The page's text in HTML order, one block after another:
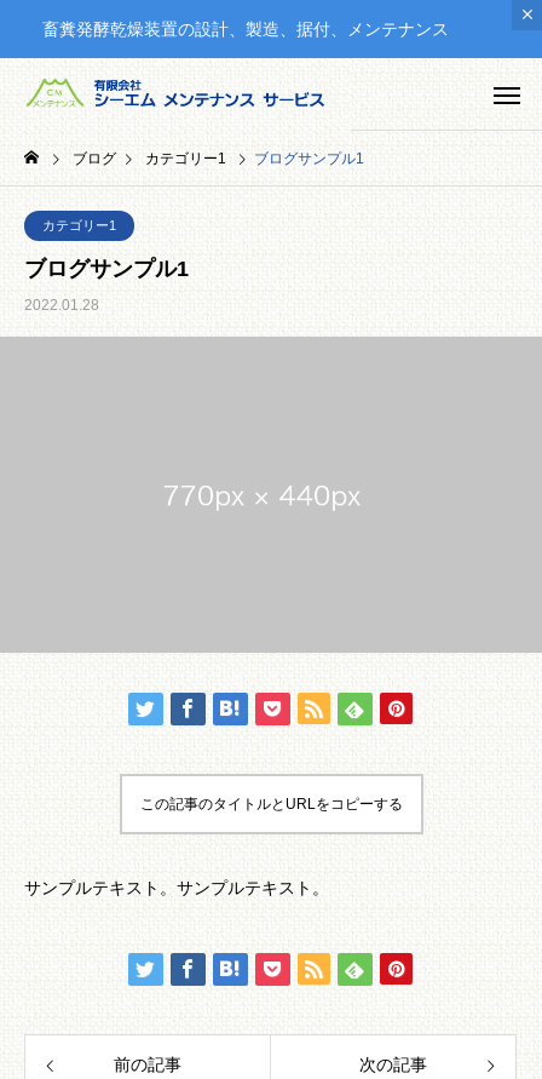
畜糞発酵乾燥装置の設計、製造、据付、メンテナンス
ブログ カテゴリー1 ブログサンプル1
カテゴリー1
ブログサンプル1
2022.01.28
この記事のタイトルとURLをコピーする
サンプルテキスト。サンプルテキスト。
前の記事 次の記事